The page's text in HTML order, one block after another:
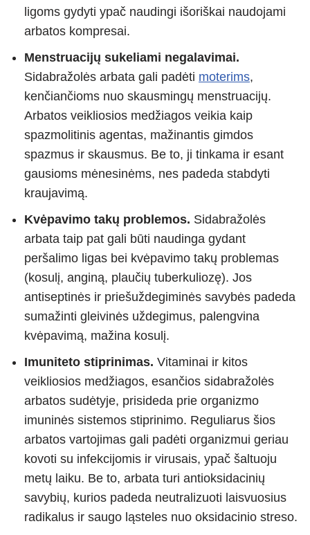
ligoms gydyti ypač naudingi išoriškai naudojami
arbatos kompresai.
Menstruacijų sukeliami negalavimai.
Sidabražolės arbata gali padėti moterims,
kenčiančioms nuo skausmingų menstruacijų.
Arbatos veikliosios medžiagos veikia kaip
spazmolitinis agentas, mažinantis gimdos
spazmus ir skausmus. Be to, ji tinkama ir esant
gausioms mėnesinėms, nes padeda stabdyti
kraujavimą.
Kvėpavimo takų problemos. Sidabražolės
arbata taip pat gali būti naudinga gydant
peršalimo ligas bei kvėpavimo takų problemas
(kosulį, anginą, plaučių tuberkuliozę). Jos
antiseptinės ir priešuždegiminės savybės padeda
sumažinti gleivinės uždegimus, palengvina
kvėpavimą, mažina kosulį.
Imuniteto stiprinimas. Vitaminai ir kitos
veikliosios medžiagos, esančios sidabražolės
arbatos sudėtyje, prisideda prie organizmo
imuninės sistemos stiprinimo. Reguliarus šios
arbatos vartojimas gali padėti organizmui geriau
kovoti su infekcijomis ir virusais, ypač šaltuoju
metų laiku. Be to, arbata turi antioksidacinių
savybių, kurios padeda neutralizuoti laisvuosius
radikalus ir saugo ląsteles nuo oksidacinio streso.